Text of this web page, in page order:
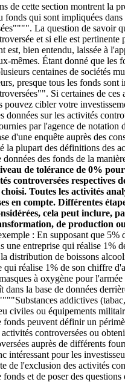
de cette section montrent la
fonds qui sont impliquées
La question de savoir
et si elle est pertinente
est, bien entendu, laissée à
mêmes. Étant donné que les
centaines de sociétés
presque tous les fonds sont
Si certaines de ces
pouvez cibler votre
données sur les activités
par l'agence de notation
d'une enquête auprès des
la plupart des définitions des
données des fonds de la
de tolérance de 0%
controversées respectives
Toutes les activités
en compte. Différentes
cela peut inclure,
de production
: En supposant que 5%
une entreprise qui réalise 1%
distribution de boissons
qui réalise 1% de son chiffre
à oxygène pour
dans la base de données
addictives
civiles ou équipements
fonds peuvent définir un
controversées ou
auprès de différents
intéressant pour les
de l'exclusion des activités
fonds et de poser des questions